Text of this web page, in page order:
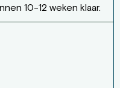
10-12 weken klaar.